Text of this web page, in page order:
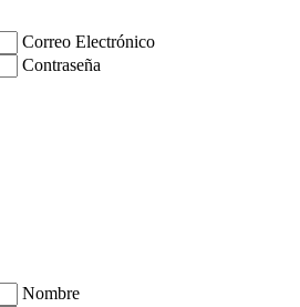
Correo Electrónico
Contraseña
Nombre